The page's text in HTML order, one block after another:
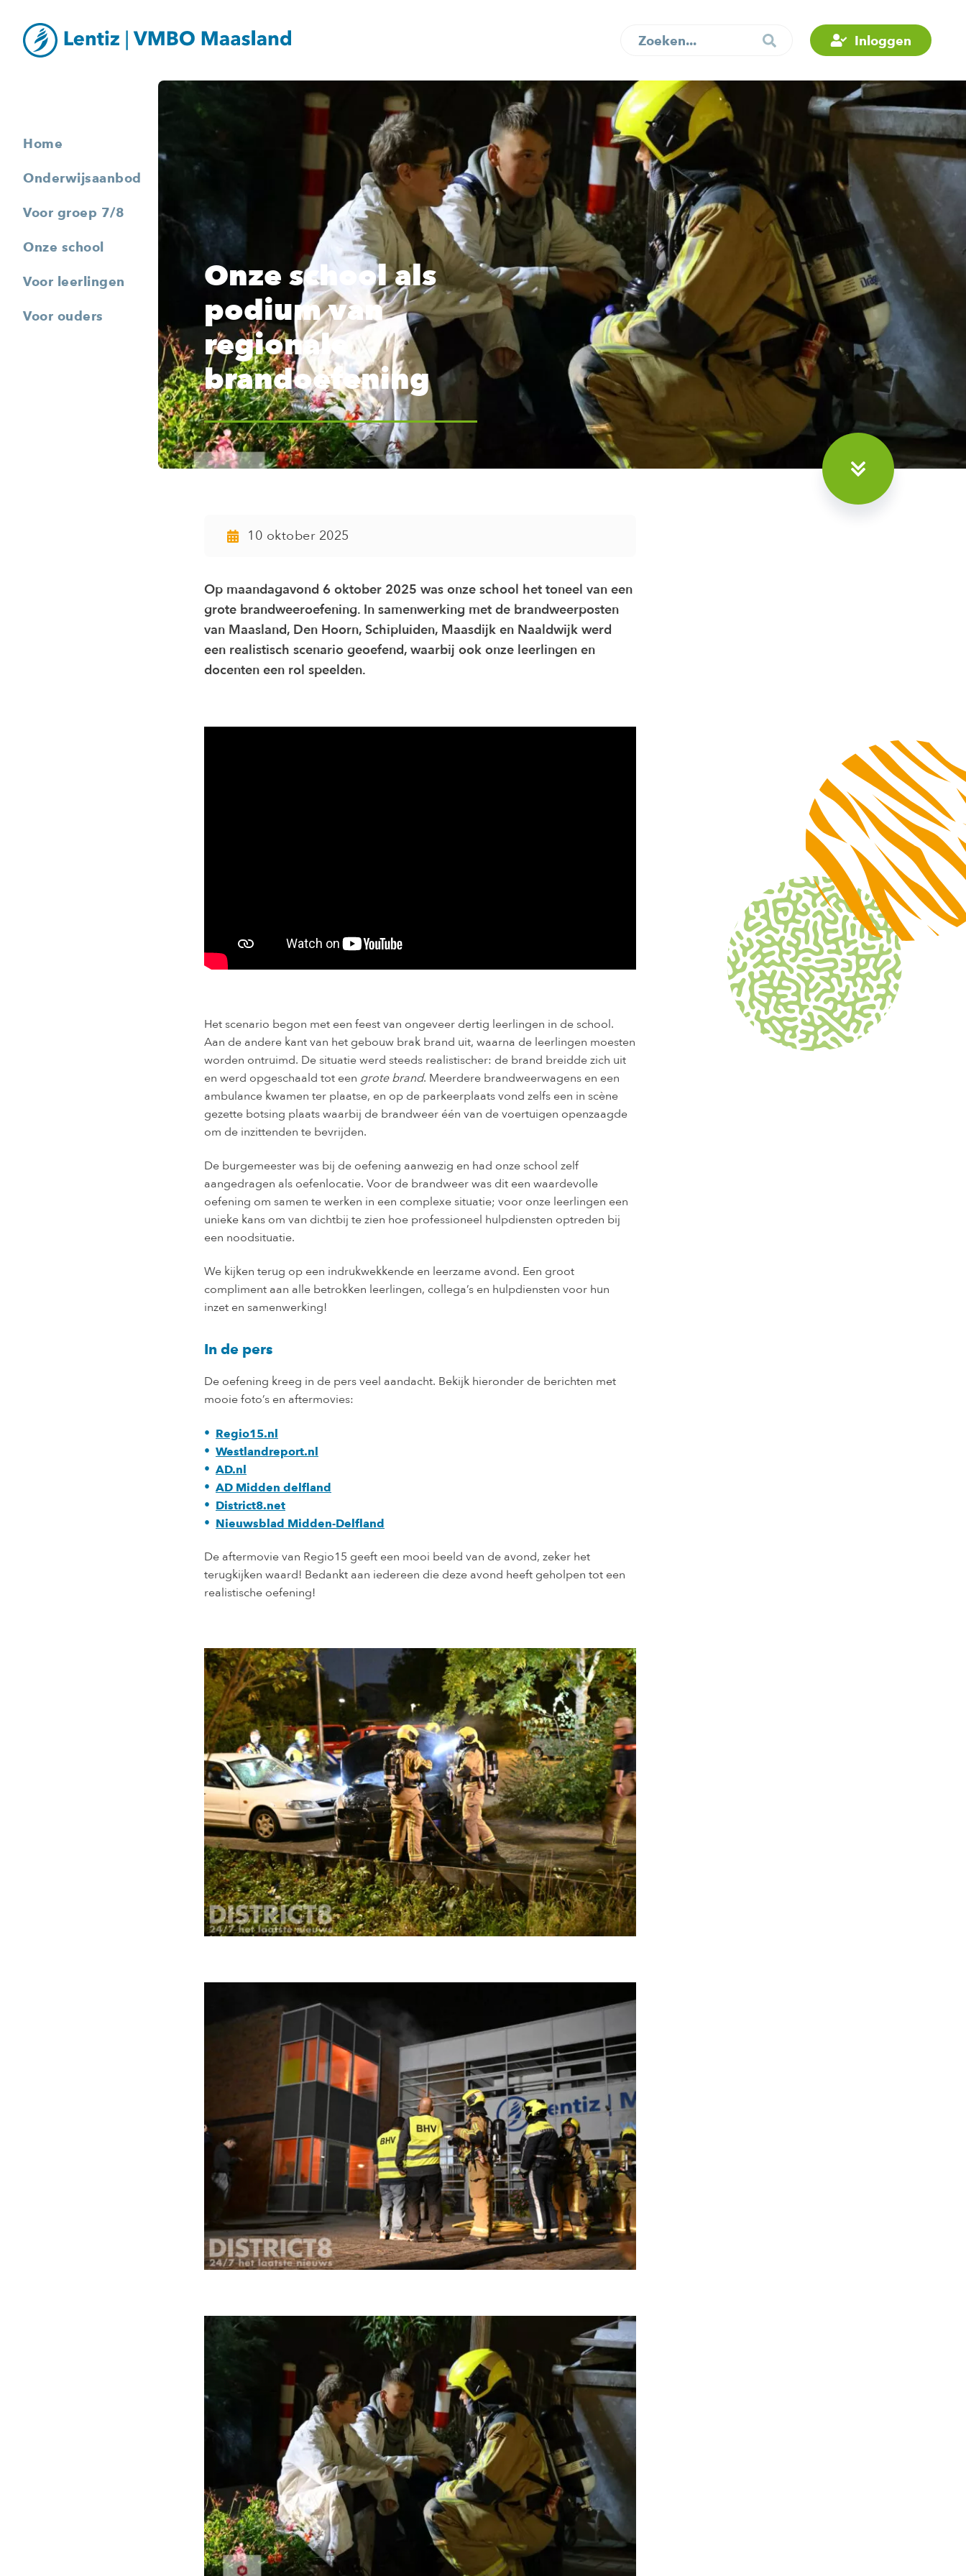
Inloggen
Home
Onderwijsaanbod
Voor groep 7/8
Onze school
Voor leerlingen
Voor ouders
Onze school als
podium van
regionale
brandoefening
10 oktober 2025
Op maandagavond 6 oktober 2025 was onze school het toneel van een
grote brandweeroefening. In samenwerking met de brandweerposten
van Maasland, Den Hoorn, Schipluiden, Maasdijk en Naaldwijk werd
een realistisch scenario geoefend, waarbij ook onze leerlingen en
docenten een rol speelden.
Het scenario begon met een feest van ongeveer dertig leerlingen in de school.
Aan de andere kant van het gebouw brak brand uit, waarna de leerlingen moesten
worden ontruimd. De situatie werd steeds realistischer: de brand breidde zich uit
en werd opgeschaald tot een grote brand. Meerdere brandweerwagens en een
ambulance kwamen ter plaatse, en op de parkeerplaats vond zelfs een in scène
gezette botsing plaats waarbij de brandweer één van de voertuigen openzaagde
om de inzittenden te bevrijden.
De burgemeester was bij de oefening aanwezig en had onze school zelf
aangedragen als oefenlocatie. Voor de brandweer was dit een waardevolle
oefening om samen te werken in een complexe situatie; voor onze leerlingen een
unieke kans om van dichtbij te zien hoe professioneel hulpdiensten optreden bij
een noodsituatie.
We kijken terug op een indrukwekkende en leerzame avond. Een groot
compliment aan alle betrokken leerlingen, collega’s en hulpdiensten voor hun
inzet en samenwerking!
In de pers
De oefening kreeg in de pers veel aandacht. Bekijk hieronder de berichten met
mooie foto’s en aftermovies:
Regio15.nl
Westlandreport.nl
AD.nl
AD Midden delfland
District8.net
Nieuwsblad Midden-Delfland
De aftermovie van Regio15 geeft een mooi beeld van de avond, zeker het
terugkijken waard! Bedankt aan iedereen die deze avond heeft geholpen tot een
realistische oefening!